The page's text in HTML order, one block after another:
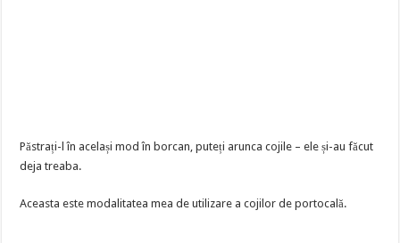
Păstrați-l în același mod în borcan, puteți arunca cojile – ele și-au făcut
deja treaba.
Aceasta este modalitatea mea de utilizare a cojilor de portocală.